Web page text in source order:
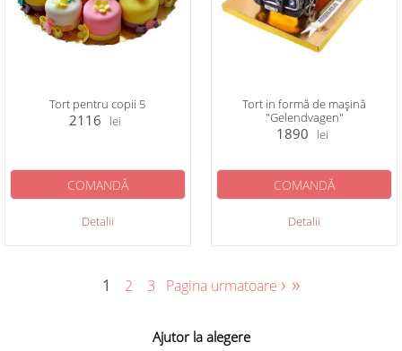
Tort pentru copii 5
2116 lei
Detalii
COMANDĂ
Tort in formă de mașină
"Gelendvagen"
1890 lei
Detalii
COMANDĂ
1 2 3 Pagina urmatoare › »
Ajutor la alegere